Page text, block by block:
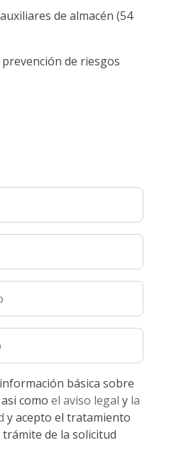
de almacén (54
de riesgos
protección de datos asi como el aviso legal y la
y acepto el tratamiento
de la solicitud